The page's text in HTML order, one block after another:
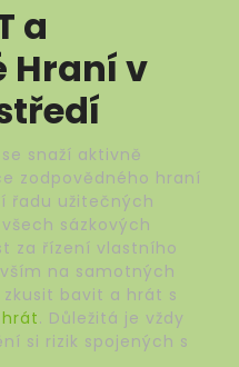
a
Hraní v
snaží aktivně
zodpovědného hraní
řadu užitečných
sázkových
za řízení vlastního
na samotných
bavit a hrát s
hrát. Důležitá je vždy
si rizik spojených s